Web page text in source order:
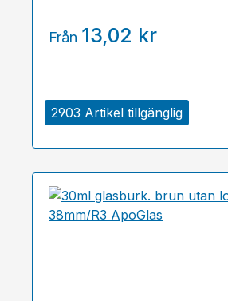
2903 Artikel tillgänglig
Från 13,02 kr